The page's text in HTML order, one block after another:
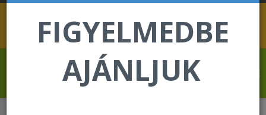
FIGYELMEDBE
AJÁNLJUK
Kovács Erika üdvözli Önt a Forever Living
internetes áruházában!